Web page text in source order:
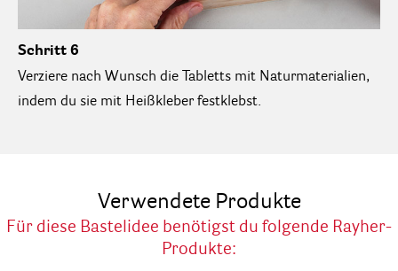
Schritt 6
Verziere nach Wunsch die Tabletts mit Naturmaterialien,
indem du sie mit Heißkleber festklebst.
Verwendete Produkte
Für diese Bastelidee benötigst du folgende Rayher-
Produkte: